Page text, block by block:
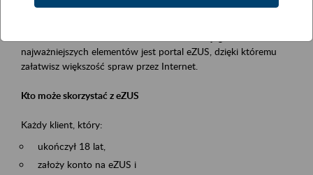
Platforma Usług Elektronicznych ZUS eZUS
najważniejszych elementów jest portal eZUS, dzięki któremu
załatwisz większość spraw przez Internet.
Kto może skorzystać z eZUS
Każdy klient, który:
ukończył 18 lat,
założy konto na eZUS i